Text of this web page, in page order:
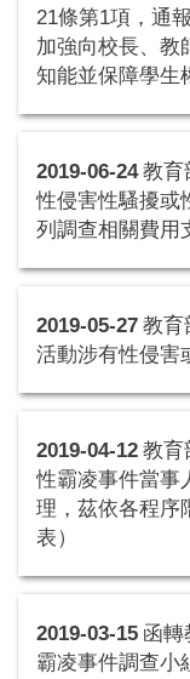
21條第1項，通
加強向校長、教
知能並保障學生
2019-06-24 教育
性侵害性騷擾或
列調查相關費用
2019-05-27 教育
活動涉有性侵害
2019-04-12 教育
性霸凌事件當事
理，茲依各程序
表）
2019-03-15 函轉
霸凌事件調查小